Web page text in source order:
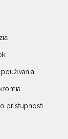
prístupnosti